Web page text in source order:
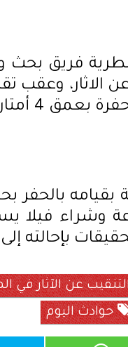
فريق بحث
الاثار، وعقب
المتهم
بقيامه بالحفر
وشراء فيلا
بإحالته
عن الآثار في
حوادث اليوم